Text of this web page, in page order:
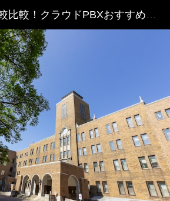
クラウドPBXを比較比較！クラウドPBXおすすめランキング